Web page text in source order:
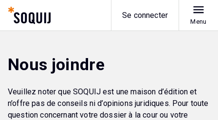
Se connecter
Menu
Nous joindre
Veuillez noter que SOQUIJ est une maison d’édition et
n’offre pas de conseils ni d’opinions juridiques. Pour toute
question concernant votre dossier à la cour ou votre